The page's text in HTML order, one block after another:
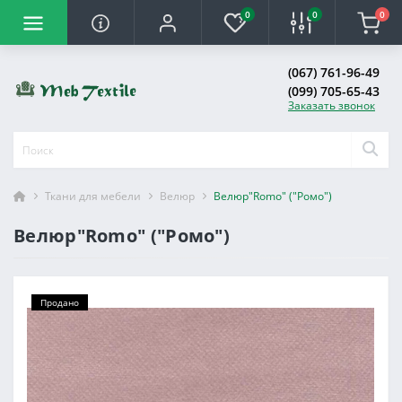
0 0 0
(067) 761-96-49
(099) 705-65-43
Заказать звонок
Ткани для мебели Велюр Велюр"Romo" ("Ромо")
Велюр"Romo" ("Ромо")
Продано